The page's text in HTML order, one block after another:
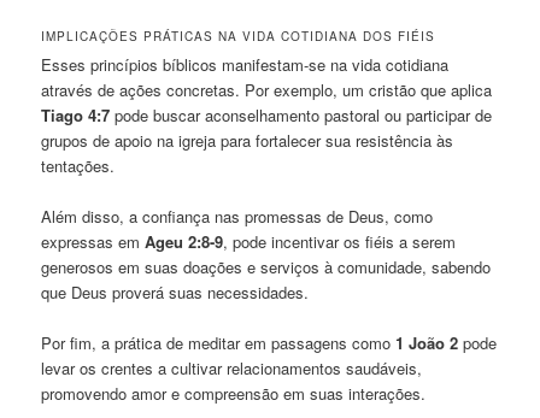
IMPLICAÇÕES PRÁTICAS NA VIDA COTIDIANA DOS FIÉIS
Esses princípios bíblicos manifestam-se na vida cotidiana
através de ações concretas. Por exemplo, um cristão que aplica
Tiago 4:7 pode buscar aconselhamento pastoral ou participar de
grupos de apoio na igreja para fortalecer sua resistência às
tentações.
Além disso, a confiança nas promessas de Deus, como
expressas emAgeu 2:8-9, pode incentivar os fiéis a serem
generosos em suas doações e serviços à comunidade, sabendo
que Deus proverá suas necessidades.
Por fim, a prática de meditar em passagens como1 João 2 pode
levar os crentes a cultivar relacionamentos saudáveis,
promovendo amor e compreensão em suas interações.